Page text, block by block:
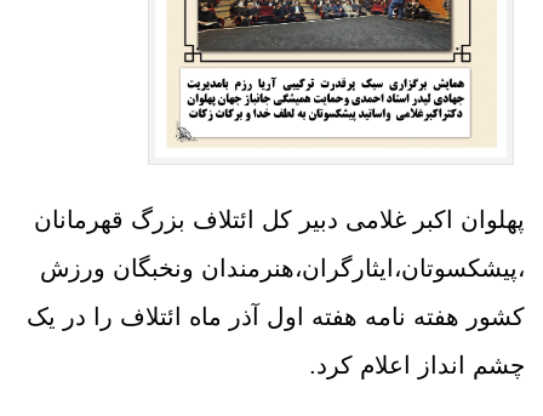
پهلوان اکبر غلامی دبیر کل ائتلاف بزرگ قهرمانان
،پیشکسوتان،ایثارگران،هنرمندان ونخبگان ورزش
کشور هفته نامه هفته اول آذر ماه ائتلاف را در یک
چشم انداز اعلام کرد.